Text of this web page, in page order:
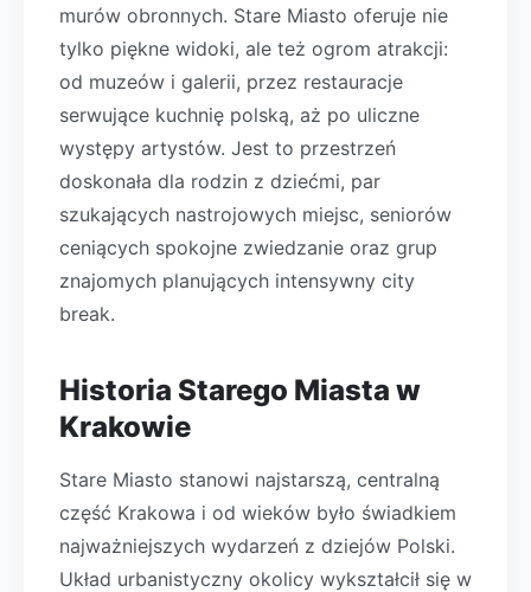
murów obronnych. Stare Miasto oferuje nie
tylko piękne widoki, ale też ogrom atrakcji:
od muzeów i galerii, przez restauracje
serwujące kuchnię polską, aż po uliczne
występy artystów. Jest to przestrzeń
doskonała dla rodzin z dziećmi, par
szukających nastrojowych miejsc, seniorów
ceniących spokojne zwiedzanie oraz grup
znajomych planujących intensywny city
break.
Historia Starego Miasta w
Krakowie
Stare Miasto stanowi najstarszą, centralną
część Krakowa i od wieków było świadkiem
najważniejszych wydarzeń z dziejów Polski.
Układ urbanistyczny okolicy wykształcił się w